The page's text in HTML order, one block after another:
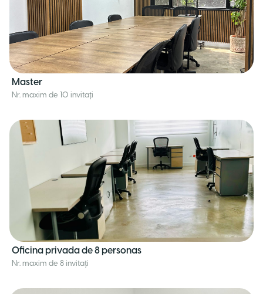
Master
Nr. maxim de 10 invitați
Oficina privada de 8 personas
Nr. maxim de 8 invitați